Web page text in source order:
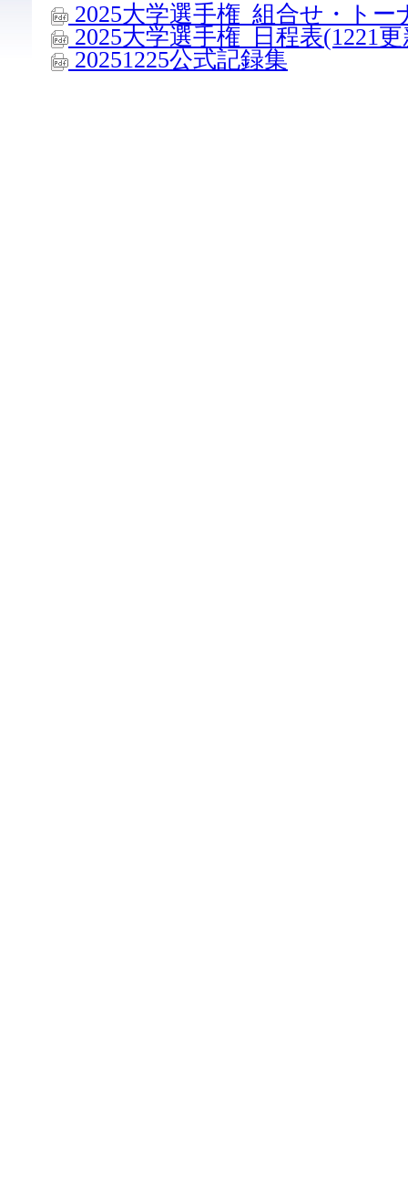
2025大学選手権_組合せ・ト
2025大学選手権_日程表(1221
20251225公式記録集